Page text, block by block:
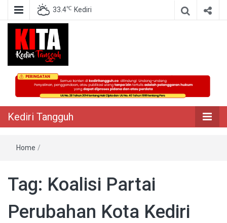
33.4℃ Kediri
Kediri Tangguh
Berita Akurat Terpercaya
Kediri Tangguh
Home /
Tag: Koalisi Partai
Perubahan Kota Kediri